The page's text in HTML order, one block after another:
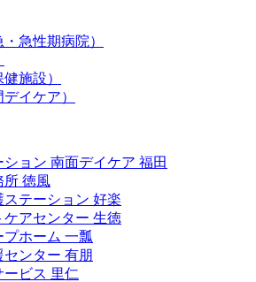
急性期病院）
施設）
イケア）
ョン 南面デイケア 福田
所 徳風
テーション 好楽
アセンター 生徳
ホーム 一瓢
ンター 有朋
ビス 里仁